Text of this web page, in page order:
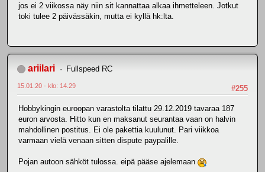
jos ei 2 viikossa näy niin sit kannattaa alkaa ihmetteleen. Jotkut
toki tulee 2 päivässäkin, mutta ei kyllä hk:lta.
ariilari Fullspeed RC
#255
15.01.20 - klo: 14.29
Hobbykingin euroopan varastolta tilattu 29.12.2019 tavaraa 187
euron arvosta. Hitto kun en maksanut seurantaa vaan on halvin
mahdollinen postitus. Ei ole pakettia kuulunut. Pari viikkoa
varmaan vielä venaan sitten dispute paypalille.
Pojan autoon sähköt tulossa. eipä pääse ajelemaan